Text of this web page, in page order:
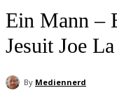
Ein Mann –
Jesuit Joe
By Mediennerd